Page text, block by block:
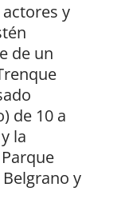
y
de un
de 10 a
la
y